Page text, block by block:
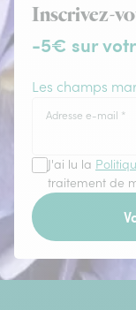
Inscrivez-
-5€ sur
Les champs
Adresse e-mail *
J'ai lu la
traitement de